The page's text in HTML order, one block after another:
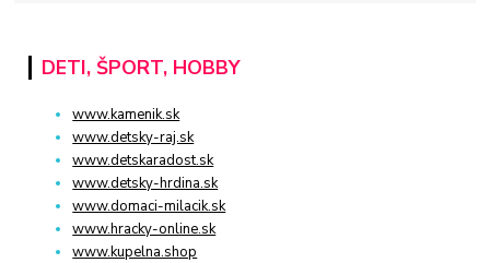
DETI, ŠPORT, HOBBY
www.kamenik.sk
www.detsky-raj.sk
www.detskaradost.sk
www.detsky-hrdina.sk
www.domaci-milacik.sk
www.hracky-online.sk
www.kupelna.shop